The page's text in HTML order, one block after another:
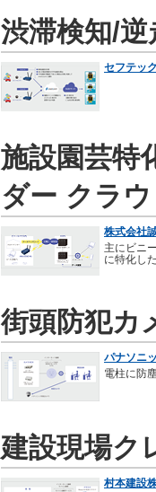
渋滞検知/
セフテッ
施設園芸特
ダー クラ
株式会社
主にビニ
に特化し
街頭防犯カ
パナソニ
電柱に防
建設現場ク
村本建設